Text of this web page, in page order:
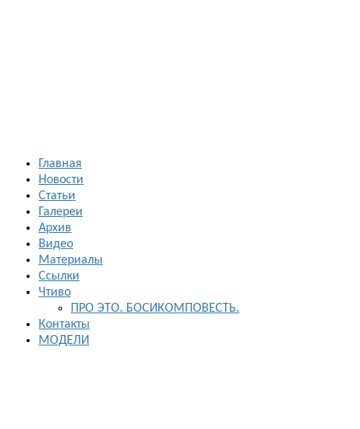
Главная
Новости
Статьи
Галереи
Архив
Видео
Материалы
Ссылки
Чтиво
ПРО ЭТО. БОСИКОМПОВЕСТЬ.
Контакты
МОДЕЛИ